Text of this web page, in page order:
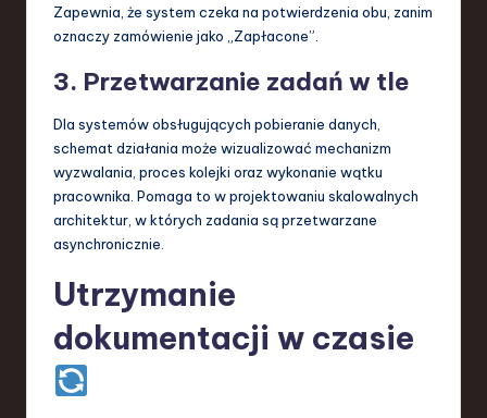
Zapewnia, że system czeka na potwierdzenia obu, zanim
oznaczy zamówienie jako „Zapłacone”.
3. Przetwarzanie zadań w tle
Dla systemów obsługujących pobieranie danych,
schemat działania może wizualizować mechanizm
wyzwalania, proces kolejki oraz wykonanie wątku
pracownika. Pomaga to w projektowaniu skalowalnych
architektur, w których zadania są przetwarzane
asynchronicznie.
Utrzymanie
dokumentacji w czasie